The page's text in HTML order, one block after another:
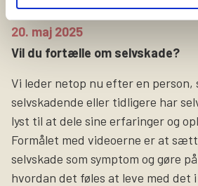
20. maj 2025
Vil du fortælle om selvskade?
Vi leder netop nu efter en person,
selvskadende eller tidligere har
lyst til at dele sine erfaringer og
Formålet med videoerne er at
selvskade som symptom og gøre
hvordan det føles at leve med det